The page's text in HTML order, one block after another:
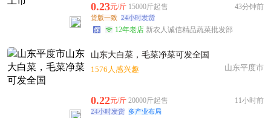
0.23元/斤 15000斤起售 43分钟前
货版一致 24小时发货
12年老店 新农人诚信精品蔬菜批发部
山东大白菜，毛菜净菜可发全国
1576人感兴趣
山东平度市
0.22元/斤 20000斤起售 11小时前
24小时发货 多产业布局